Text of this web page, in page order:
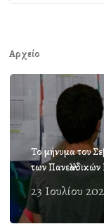
Αρχείο
Το μήνυμα του
των
23 Ιουλίου